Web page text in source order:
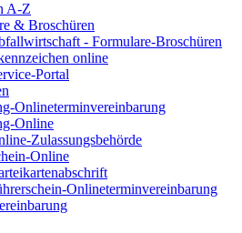
A-Z
& Broschüren
- Formulare-Broschüren
online
Portal
Onlineterminvereinbarung
Online
Zulassungsbehörde
Online
Onlineterminvereinbarung